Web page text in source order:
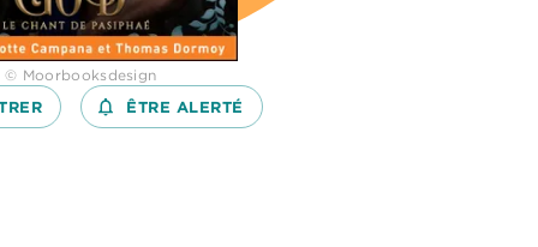
Moorbooksdesign
notifications_none_outlined
ÊTRE ALERTÉ